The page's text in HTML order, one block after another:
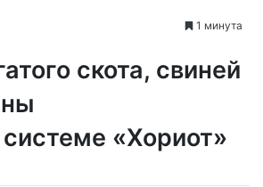
1 минута
скота, свиней
«Хориот»